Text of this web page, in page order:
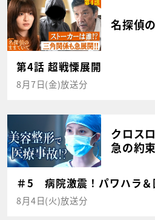
名探偵
第4話 超戦慄展開
8月7日(金)放送分
クロス
急の約
＃5 病院激震！パワハラ＆
8月4日(火)放送分